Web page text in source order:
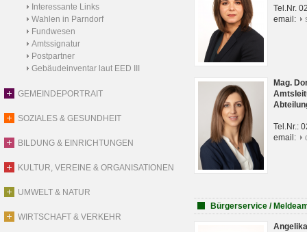
Interessante Links
Wahlen in Parndorf
Fundwesen
Amtssignatur
Postpartner
Gebäudeinventar laut EED III
GEMEINDEPORTRAIT
SOZIALES & GESUNDHEIT
BILDUNG & EINRICHTUNGEN
KULTUR, VEREINE & ORGANISATIONEN
UMWELT & NATUR
WIRTSCHAFT & VERKEHR
Tel.Nr.
email:
Mag.
Tel.Nr.:
email:
Bürgerservice /